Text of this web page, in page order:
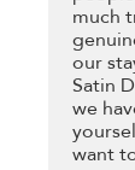
much
our
Satin
we
want